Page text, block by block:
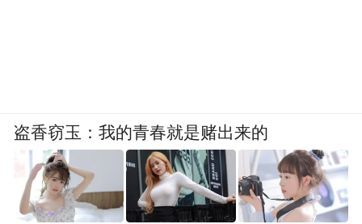
盗香窃玉：我的青春就是赌出来的